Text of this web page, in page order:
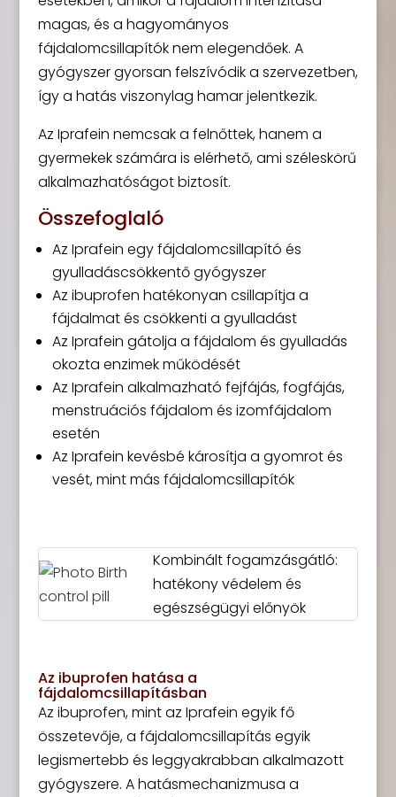
magas, és a hagyományos
fájdalomcsillapítók nem elegendőek. A
gyógyszer gyorsan felszívódik a szervezetben,
így a hatás viszonylag hamar jelentkezik.
Az Iprafein nemcsak a felnőttek, hanem a
gyermekek számára is elérhető, ami széleskörű
alkalmazhatóságot biztosít.
Összefoglaló
Az Iprafein egy fájdalomcsillapító és
gyulladáscsökkentő gyógyszer
Az ibuprofen hatékonyan csillapítja a
fájdalmat és csökkenti a gyulladást
Az Iprafein gátolja a fájdalom és gyulladás
okozta enzimek működését
Az Iprafein alkalmazható fejfájás, fogfájás,
menstruációs fájdalom és izomfájdalom
esetén
Az Iprafein kevésbé károsítja a gyomrot és
vesét, mint más fájdalomcsillapítók
Kombinált fogamzásgátló:
hatékony védelem és
egészségügyi előnyök
Az ibuprofen hatása a
fájdalomcsillapításban
Az ibuprofen, mint az Iprafein egyik fő
összetevője, a fájdalomcsillapítás egyik
legismertebb és leggyakrabban alkalmazott
gyógyszere. A hatásmechanizmusa a